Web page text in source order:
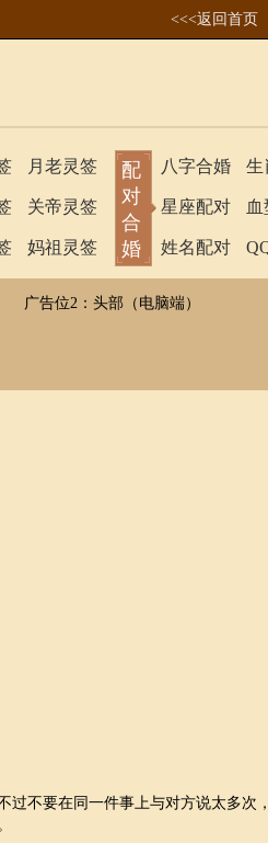
<<<返回首页
月老灵签
关帝灵签
妈祖灵签
配
对
合
婚
八字合婚
星座配对
姓名配对
生
广告位2：头部（电脑端）
不要在同一件事上与对方说太多次